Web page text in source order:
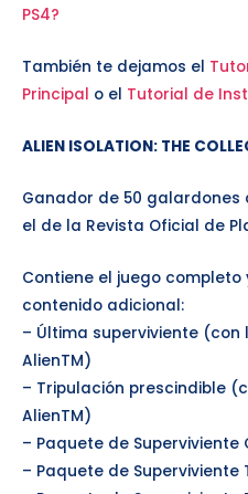
PS4?
También te dejamos el
Principal o el Tutorial de
ALIEN ISOLATION: THE
Ganador de 50 galardones
el de la Revista Oficial de
Contiene el juego
contenido adicional:
– Última superviviente
AlienTM)
– Tripulación prescindible
AlienTM)
– Paquete de
– Paquete de Superviviente